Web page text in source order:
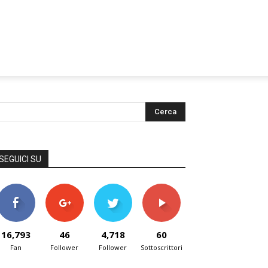
SU
16,793
Fan
46
Follower
4,718
Follower
60
Sottoscrittori